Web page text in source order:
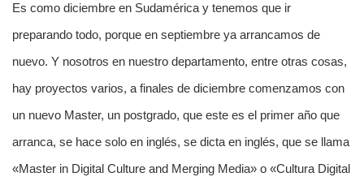
Es como diciembre en Sudamérica y tenemos que ir
preparando todo, porque en septiembre ya arrancamos de
nuevo. Y nosotros en nuestro departamento, entre otras cosas,
hay proyectos varios, a finales de diciembre comenzamos con
un nuevo Master, un postgrado, que este es el primer año que
arranca, se hace solo en inglés, se dicta en inglés, que se llama
«Master in Digital Culture and Merging Media» o «Cultura Digital